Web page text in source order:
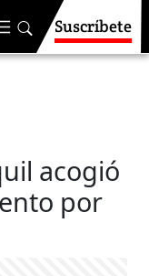
Suscríbete
acogió
por